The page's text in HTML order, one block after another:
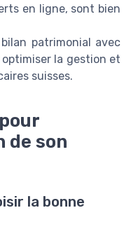
en ligne, sont bien
patrimonial avec
la gestion et
suisses.
de son
la bonne